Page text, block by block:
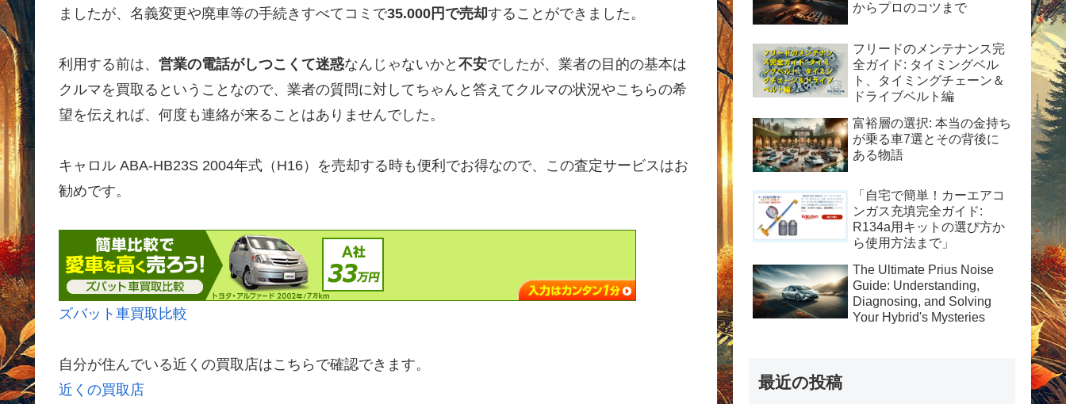
ましたが、名義変更や廃車等の手続きすべてコミで35.000円で売却することができました。
利用する前は、 営業の電話がしつこくて迷惑なんじゃないかと 不安でしたが、業者の目的の基本は
クルマを買取るということなので、業者の質問に対してちゃんと答えてクルマの状況やこちらの希
望を伝えれば、何度も連絡が来ることはありませんでした。
キャロル ABA-HB23S 2004年式（H16）を売却する時も便利でお得なので、この査定サービスはお
勧めです。
ズバット車買取比較
自分が住んでいる近くの買取店はこちらで確認できます。
近くの買取店
からプロのコツまで
フリードのメンテナンス完
全ガイド: タイミングベル
ト、タイミングチェーン＆
ドライブベルト編
富裕層の選択: 本当の金持ち
が乗る車7選とその背後に
ある物語
「自宅で簡単！カーエアコ
ンガス充填完全ガイド:
R134a用キットの選び方か
ら使用方法まで」
The Ultimate Prius Noise
Guide: Understanding,
Diagnosing, and Solving
Your Hybrid's Mysteries
最近の投稿